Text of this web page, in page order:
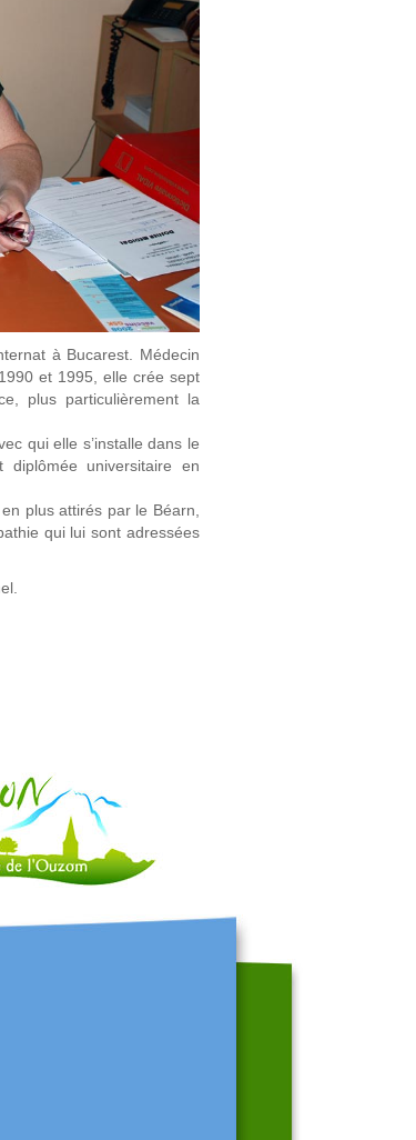
à Bucarest. Médecin
et 1995, elle crée sept
plus particulièrement la
qui elle s’installe dans le
diplômée universitaire en
plus attirés par le Béarn,
qui lui sont adressées